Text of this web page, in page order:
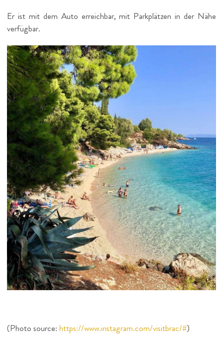
Er ist mit dem Auto erreichbar, mit Parkplätzen in der Nähe
verfügbar.
(Photo source:https://www.instagram.com/visitbrac/#)